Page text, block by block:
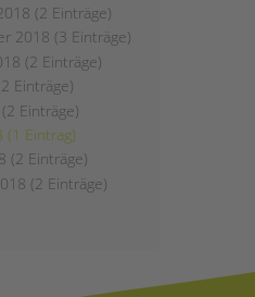
(2 Einträge)
2018 (3 Einträge)
(2 Einträge)
Einträge)
Einträge)
(1 Eintrag)
(2 Einträge)
(2 Einträge)